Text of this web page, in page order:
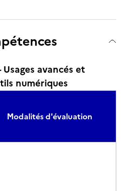
Usages avancés et
numériques
Modalités d'évaluation